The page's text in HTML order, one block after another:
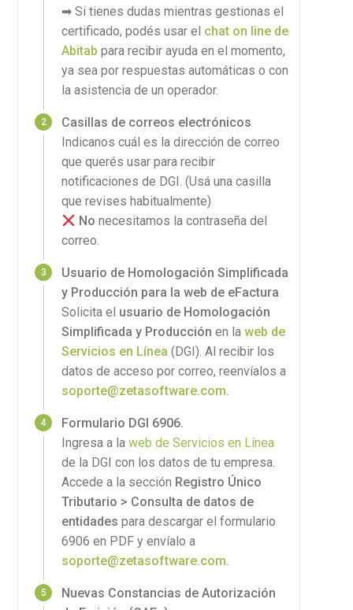
➡ Si tienes dudas mientras gestionas el
certificado, podés usar el chat on line de
Abitab para recibir ayuda en el momento,
ya sea por respuestas automáticas o con
la asistencia de un operador.
Casillas de correos electrónicos
Indicanos cuál es la dirección de correo
que querés usar para recibir
notificaciones de DGI. (Usá una casilla
que revises habitualmente)
No necesitamos la contraseña del
correo.
Usuario de Homologación Simplificada
y Producción para la web de eFactura
Solicita el usuario de Homologación
Simplificada y Producción en la web de
Servicios en Línea (DGI). Al recibir los
datos de acceso por correo, reenvíalos a
soporte@zetasoftware.com.
Formulario DGI 6906.
Ingresa a la web de Servicios en Línea
de la DGI con los datos de tu empresa.
Accede a la sección Registro Único
Tributario > Consulta de datos de
entidades para descargar el formulario
6906 en PDF y envíalo a
soporte@zetasoftware.com.
Nuevas Constancias de Autorización